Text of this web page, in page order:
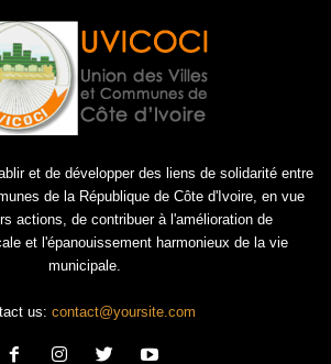
et de développer des liens de solidarité entre
de la République de Côte d'Ivoire, en vue
actions, de contribuer à l'amélioration de
et l'épanouissement harmonieux de la vie
municipale.
us: contact@yoursite.com